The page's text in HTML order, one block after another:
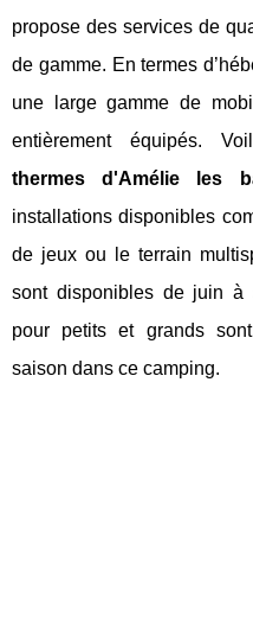
propose des services de
de gamme. En termes
une large gamme de
entièrement équipés.
thermes d'Amélie les
installations disponibles
de jeux ou le terrain
sont disponibles de juin à
pour petits et grands
saison dans ce camping.